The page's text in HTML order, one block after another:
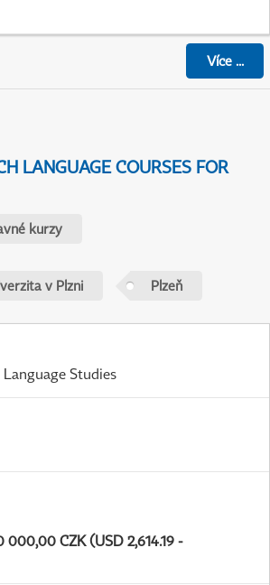
Více...
LANGUAGE COURSES FOR
kurzy
v Plzni Plzeň
Studies
000,00 CZK (USD 2,614.19 -